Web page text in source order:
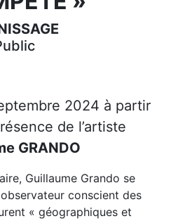
2024 à partir
de l’artiste
GRANDO
Guillaume Grando se
conscient des
« géographiques et